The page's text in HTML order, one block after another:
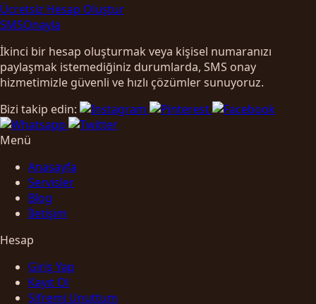
Ücretsiz Hesap Oluştur
SMSOnayla
İkinci bir hesap oluşturmak veya kişisel numaranızı
paylaşmak istemediğiniz durumlarda, SMS onay
hizmetimizle güvenli ve hızlı çözümler sunuyoruz.
Bizi takip edin:
Menü
Anasayfa
Servisler
Blog
İletişim
Hesap
Giriş Yap
Kayıt Ol
Şifremi Unuttum